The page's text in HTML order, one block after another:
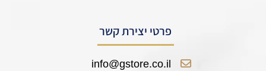
פרטי יצירת קשר
info@gstore.co.il